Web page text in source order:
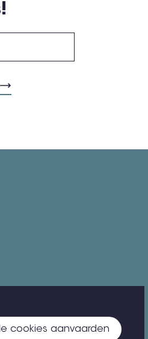
cookies aanvaarden